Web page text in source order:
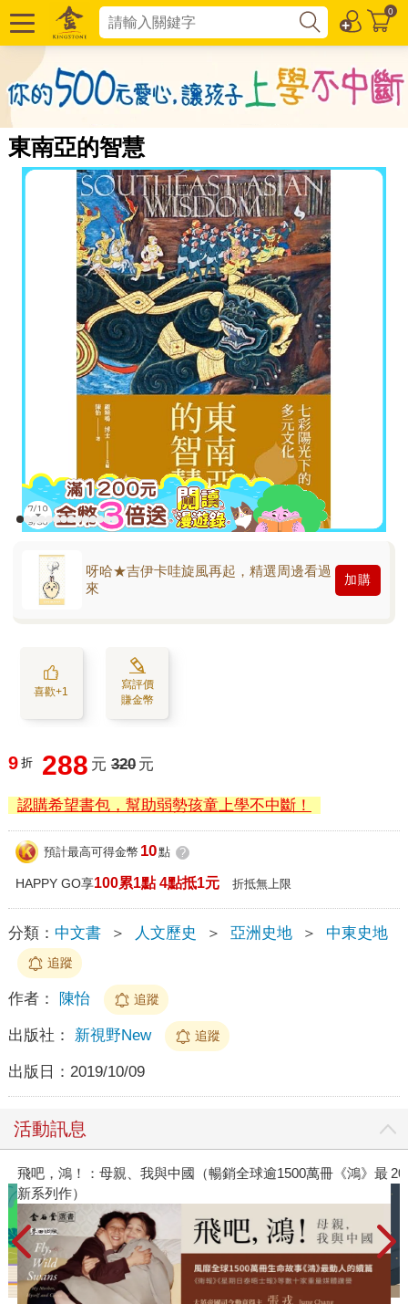
0
東南亞的智慧
呀哈★吉伊卡哇旋風再起，精選周邊看過
來
加購
喜歡+1
寫評價
賺金幣
9 折 288 元 320 元
認購希望書包，幫助弱勢孩童上學不中斷！
預計最高可得金幣 10點 ?
HAPPY GO享100累1點 4點抵1元 折抵無上限
分類： 中文書 ＞ 人文歷史 ＞ 亞洲史地 ＞ 中東史地
追蹤
作者： 陳怡 追蹤
出版社： 新視野New 追蹤
出版日： 2019/10/09
活動訊息
飛吧，鴻！：母親、我與中國（暢銷全球逾1500萬冊《鴻》最
新系列作）